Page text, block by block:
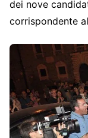
dei nove
corrispondente